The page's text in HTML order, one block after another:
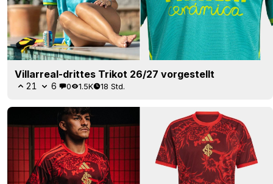
Villarreal-drittes Trikot 26/27 vorgestellt
21 6 0 1.5K 18 Std.